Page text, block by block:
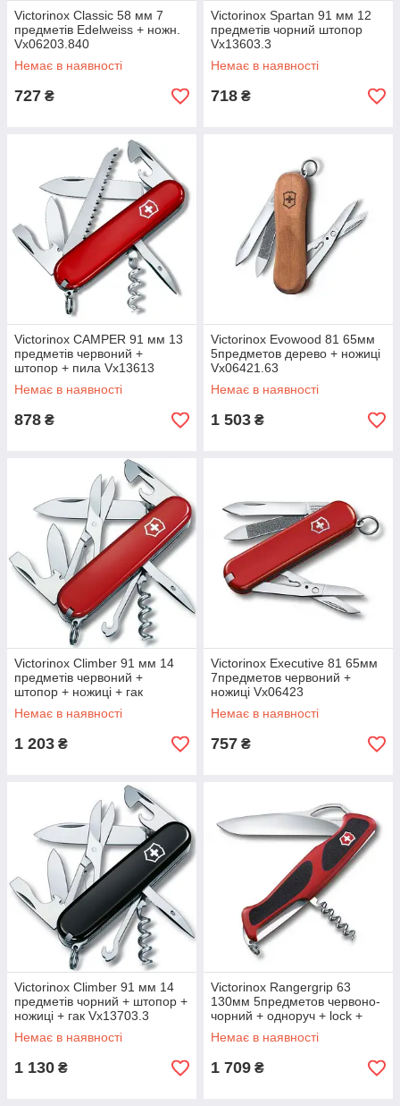
Victorinox Classic 58 мм 7
предметів Edelweiss + ножн.
Vx06203.840
Немає в наявності
727 ₴
Victorinox Spartan 91 мм 12
предметів чорний штопор
Vx13603.3
Немає в наявності
718 ₴
Victorinox CAMPER 91 мм 13
предметів червоний +
штопор + пила Vx13613
Немає в наявності
878 ₴
Victorinox Evowood 81 65мм
5предметов дерево + ножиці
Vx06421.63
Немає в наявності
1 503 ₴
Victorinox Climber 91 мм 14
предметів червоний +
штопор + ножиці + гак
Vx13703
Немає в наявності
1 203 ₴
Victorinox Executive 81 65мм
7предметов червоний +
ножиці Vx06423
Немає в наявності
757 ₴
Victorinox Climber 91 мм 14
предметів чорний + штопор +
ножиці + гак Vx13703.3
Немає в наявності
1 130 ₴
Victorinox Rangergrip 63
130мм 5предметов червоно-
чорний + одноруч + lock +
штопор Vx09523.MC
Немає в наявності
1 709 ₴